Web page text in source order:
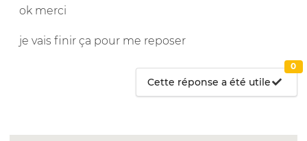
ok merci
je vais finir ça pour me reposer
Cette réponse a été utile
0